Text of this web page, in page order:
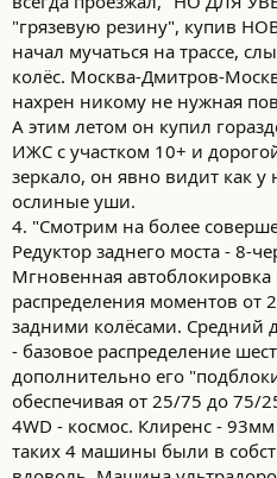
"грязевую резину", купив
начал мучаться на трассе,
колёс. Москва-Дмитров-
нахрен никому не нужная
А этим летом он купил
ИЖС с участком 10+ и
зеркало, он явно видит как у
ослиные уши.
4. "Смотрим на более
Редуктор заднего моста - 8-
Мгновенная автоблокировка
распределения моментов от
задними колёсами. Средний
- базовое распределение
дополнительно его
обеспечивая от 25/75 до 75/
4WD - космос. Клиренс -
таких 4 машины были в